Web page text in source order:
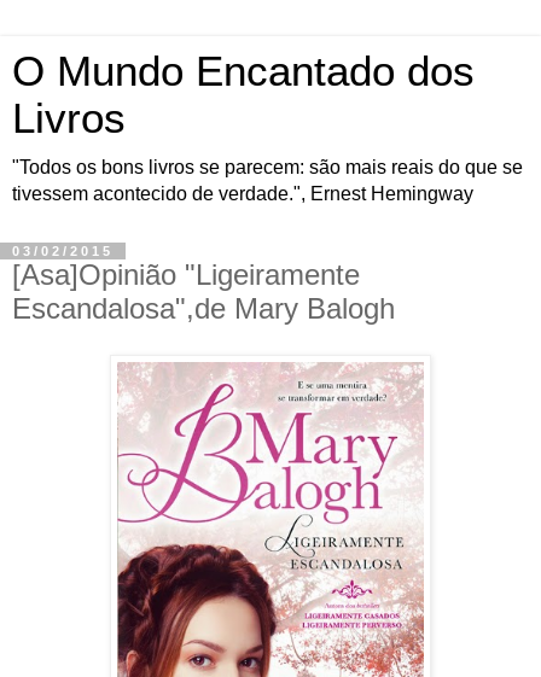
O Mundo Encantado dos
Livros
"Todos os bons livros se parecem: são mais reais do que se
tivessem acontecido de verdade.", Ernest Hemingway
03/02/2015
[Asa]Opinião "Ligeiramente
Escandalosa",de Mary Balogh